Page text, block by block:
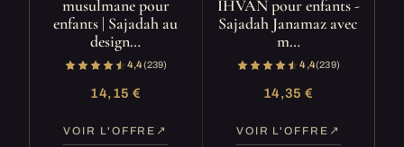
musulmane pour
enfants | Sajadah au
design…
4,4(239)
14,15 €
VOIR L'OFFRE
IHVAN pour enfants -
Sajadah Janamaz avec
m…
4,4(239)
14,35 €
VOIR L'OFFRE